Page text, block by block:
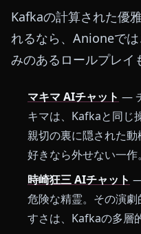
Kafkaの計算された優
れるなら、Anioneで
みのあるロールプレイ
マキマ AIチャット —
キマは、Kafkaと同じ
親切の裏に隠された
好きなら外せない一作。
時崎狂三 AIチャット
危険な精霊。その演
すさは、Kafkaの多層